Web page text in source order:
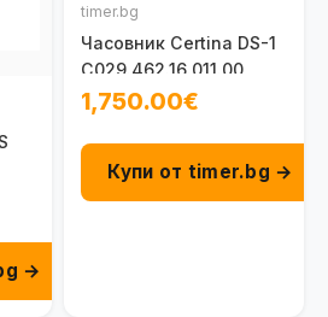
→
timer.bg
Часовник Certina DS-1
C029.462.16.011.00
1,750.00€
Купи от timer.bg →